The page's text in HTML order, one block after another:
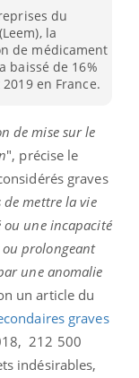
du
la
de médicament
baissé de 16%
en France.
de mise sur le
", précise le
graves
de mettre la vie
une incapacité
prolongeant
une anomalie
un article du
graves
212 500
indésirables,